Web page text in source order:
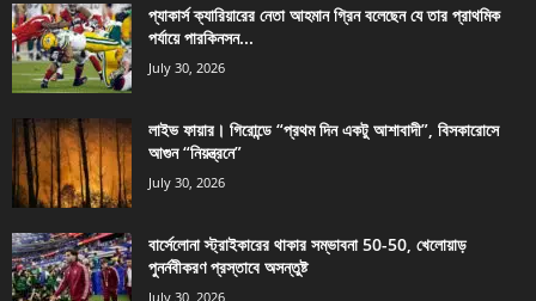
প্যাকার্স ক্যারিয়ারের নেতা আহমান গ্রিন বলেছেন যে তার প্রাথমিক
পর্যায়ে পারকিনসন...
July 30, 2026
লাইভ ফায়ার। গিরোন্ডে “প্রথম দিন একটু আশাবাদী”, বিসকারোসে
আগুন “নিয়ন্ত্রনে”
July 30, 2026
বার্সেলোনা স্ট্রাইকারের থাকার সম্ভাবনা 50-50, খেলোয়াড়
পুনর্নবীকরণ প্রস্তাবে অসন্তুষ্ট
July 30, 2026